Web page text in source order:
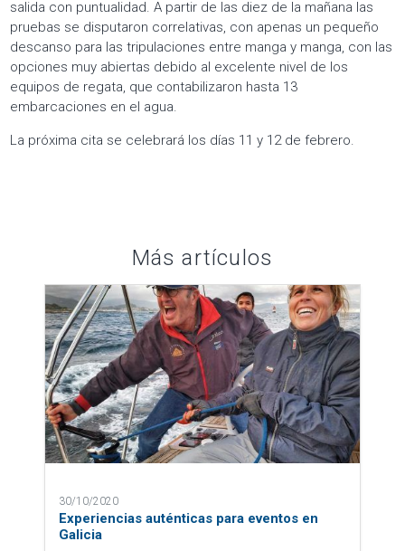
salida con puntualidad. A partir de las diez de la mañana las
pruebas se disputaron correlativas, con apenas un pequeño
descanso para las tripulaciones entre manga y manga, con las
opciones muy abiertas debido al excelente nivel de los
equipos de regata, que contabilizaron hasta 13
embarcaciones en el agua.
La próxima cita se celebrará los días 11 y 12 de febrero.
Más artículos
30/10/2020
Experiencias auténticas para eventos en
Galicia